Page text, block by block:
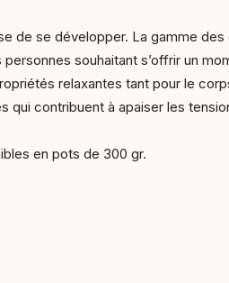
de se développer. La gamme des
souhaitant s’offrir un
relaxantes tant pour le
qui contribuent à apaiser les
en pots de 300 gr.